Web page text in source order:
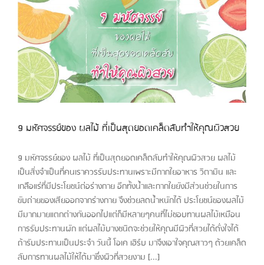
9 มหัศจรรย์ของ ผลไม้ ที่เป็นสุดยอดเคล็ดลับทำให้คุณผิวสวย
9 มหัศจรรย์ของ ผลไม้ ที่เป็นสุดยอดเคล็ดลับทำให้คุณผิวสวย ผลไม้
เป็นสิ่งจำเป็นที่คนเราควรรับประทานเพราะมีกากใยอาหาร วิตามิน และ
เกลือแร่ที่มีประโยชน์ต่อร่างกาย อีกทั้งน้ำและกากใยยังมีส่วนช่วยในการ
ขับถ่ายของเสียออกจากร่างกาย จึงช่วยลดน้ำหนักได้ ประโยชน์ของผลไม้
มีมากมายแตกต่างกันออกไปแต่ก็มีหลายๆคนที่ไม่ชอบทานผลไม้เหมือน
การรับประทานผัก แต่ผลไม้บางชนิดจะช่วยให้คุณมีผิวที่สวยได้ดั่งใจได้
ถ้ารับประทานเป็นประจำ วันนี้ โอเค เฮิร์บ มาจึงเอาใจคุณสาวๆ ด้วยเคล็ด
ลับการทานผลไม้ให้ได้มาซึ่งผิวที่สวยงาม [...]